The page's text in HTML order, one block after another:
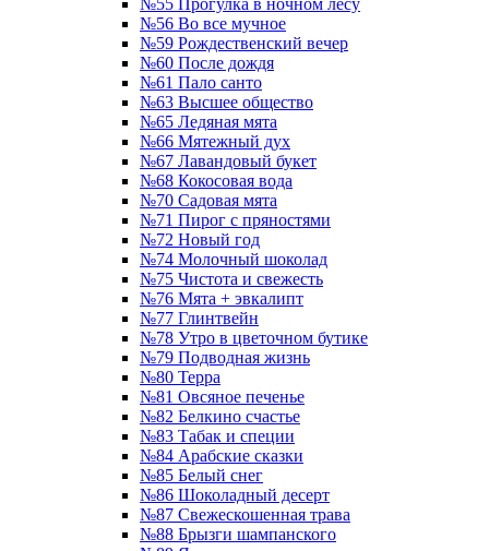
№55 Прогулка в ночном лесу
№56 Во все мучное
№59 Рождественский вечер
№60 После дождя
№61 Пало санто
№63 Высшее общество
№65 Ледяная мята
№66 Мятежный дух
№67 Лавандовый букет
№68 Кокосовая вода
№70 Садовая мята
№71 Пирог с пряностями
№72 Новый год
№74 Молочный шоколад
№75 Чистота и свежесть
№76 Мята + эвкалипт
№77 Глинтвейн
№78 Утро в цветочном бутике
№79 Подводная жизнь
№80 Терра
№81 Овсяное печенье
№82 Белкино счастье
№83 Табак и специи
№84 Арабские сказки
№85 Белый снег
№86 Шоколадный десерт
№87 Свежескошенная трава
№88 Брызги шампанского